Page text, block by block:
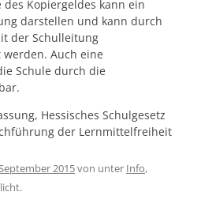
des Kopiergeldes kann ein
darstellen und kann durch
der Schulleitung
Auch eine
Schule durch die
Hessisches Schulgesetz
der Lernmittelfreiheit
2015von unter Info,